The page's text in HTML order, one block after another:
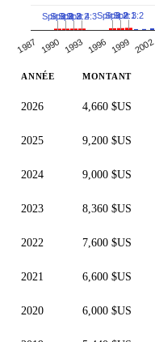
1987 1990 1993 1996 1999 2002
Split 3:2
Split 3:2
Split 3:2
Split 4:3Split 3:2
Split 2:1
Split 3:2
ANNÉE MONTANT
2026 4,660 $US
2025 9,200 $US
2024 9,000 $US
2023 8,360 $US
2022 7,600 $US
2021 6,600 $US
2020 6,000 $US